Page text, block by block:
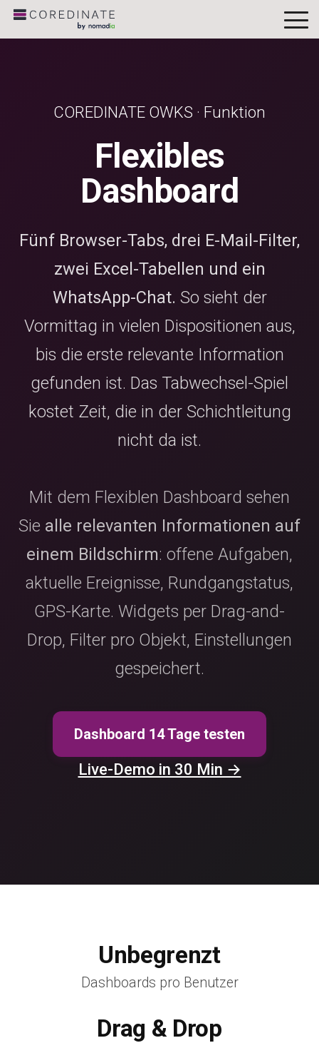
COREDINATE OWKS · Funktion
Flexibles
Dashboard
Fünf Browser-Tabs, drei E-Mail-Filter,
zwei Excel-Tabellen und ein
WhatsApp-Chat. So sieht der
Vormittag in vielen Dispositionen aus,
bis die erste relevante Information
gefunden ist. Das Tabwechsel-Spiel
kostet Zeit, die in der Schichtleitung
nicht da ist.
Mit dem Flexiblen Dashboard sehen
Sie alle relevanten Informationen auf
einem Bildschirm: offene Aufgaben,
aktuelle Ereignisse, Rundgangstatus,
GPS-Karte. Widgets per Drag-and-
Drop, Filter pro Objekt, Einstellungen
gespeichert.
Dashboard 14 Tage testen
Live-Demo in 30 Min →
Unbegrenzt
Dashboards pro Benutzer
Drag & Drop